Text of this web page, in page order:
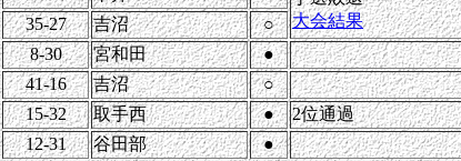
大会結果
35-27 吉沼
○
8-30 宮和田
●
41-16 吉沼
○
15-32 取手西 ●
2位通過
12-31 谷田部
●